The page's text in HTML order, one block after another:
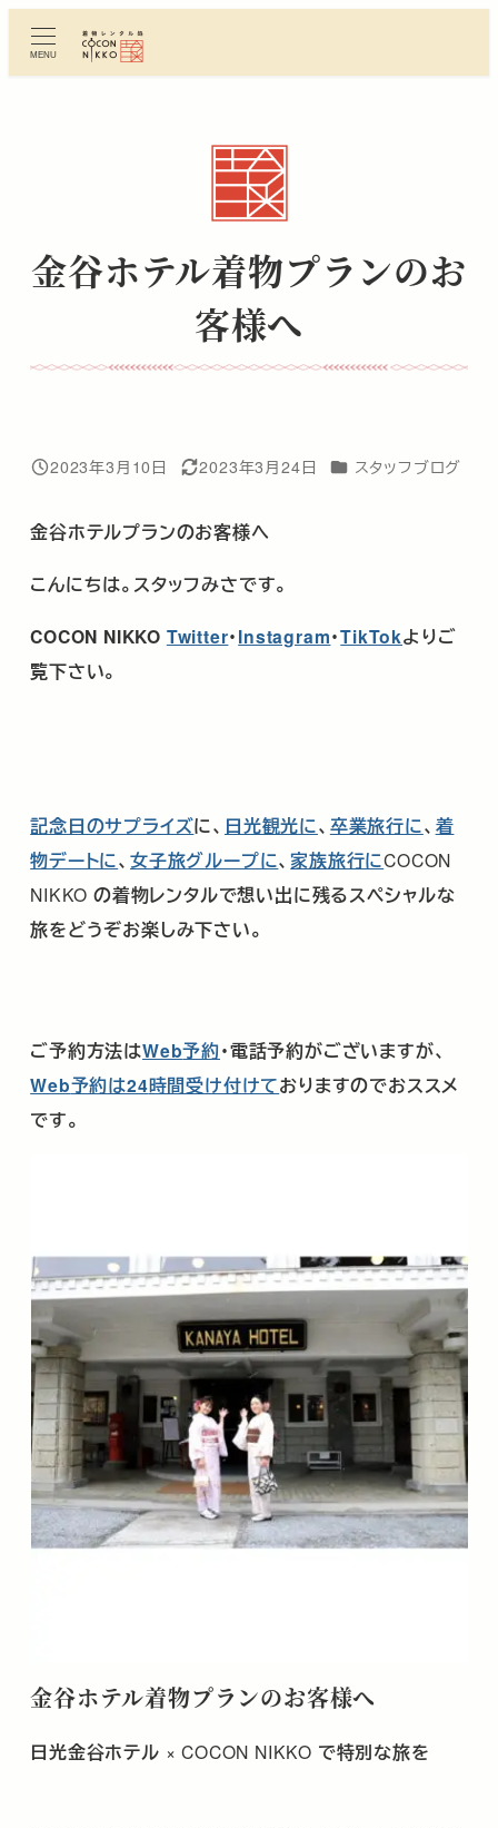
ン
MENU
金谷ホテル着物プランのお
客様へ
投稿日
2023年3月10日
更新日
2023年3月24日 カテゴリー
スタッフブログ
金谷ホテルプランのお客様へ
こんにちは。スタッフみさです。
COCON NIKKO Twitter･Instagram・TikTokよりご
覧下さい。
記念日のサプライズに、 日光観光に、 卒業旅行に、 着
物デートに、 女子旅グループに、家族旅行にCOCON
NIKKO の着物レンタルで想い出に残るスペシャルな
旅をどうぞお楽しみ下さい。
ご予約方法はWeb予約・電話予約がございますが、
Web予約は24時間受け付けておりますのでおススメ
です。
金谷ホテル着物プランのお客様へ
日光金谷ホテル × COCON NIKKO で特別な旅を